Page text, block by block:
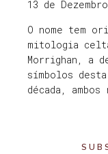
13 de
O nome tem
mitologia
Morrighan, a
símbolos
década,